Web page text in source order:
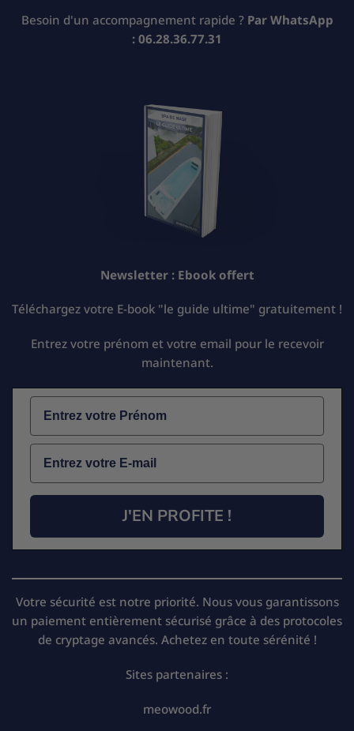
Besoin d'un accompagnement rapide ? Par WhatsApp
: 06.28.36.77.31
Newsletter : Ebook offert
Téléchargez votre E-book "le guide ultime" gratuitement !
Entrez votre prénom et votre email pour le recevoir
maintenant.
Name
Email
J'EN PROFITE !
Votre sécurité est notre priorité. Nous vous garantissons
un paiement entièrement sécurisé grâce à des protocoles
de cryptage avancés. Achetez en toute sérénité !
Sites partenaires :
meowood.fr